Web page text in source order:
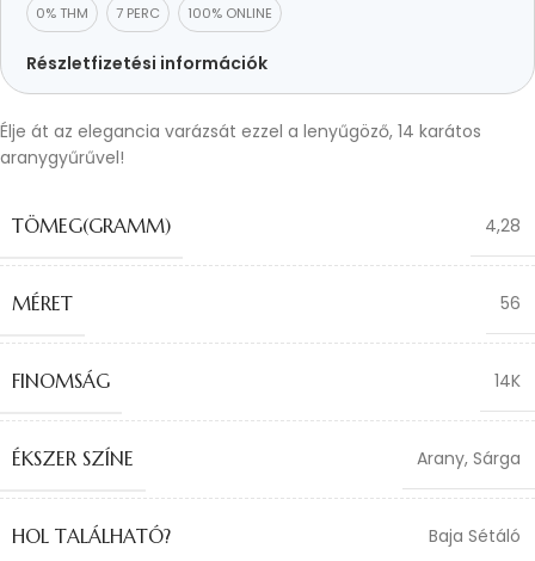
0% THM 7 PERC 100% ONLINE
Részletfizetési információk
Élje át az elegancia varázsát ezzel a lenyűgöző, 14 karátos
aranygyűrűvel!
TÖMEG(GRAMM) 4,28
MÉRET 56
FINOMSÁG 14K
ÉKSZER SZÍNE Arany, Sárga
HOL TALÁLHATÓ? Baja Sétáló